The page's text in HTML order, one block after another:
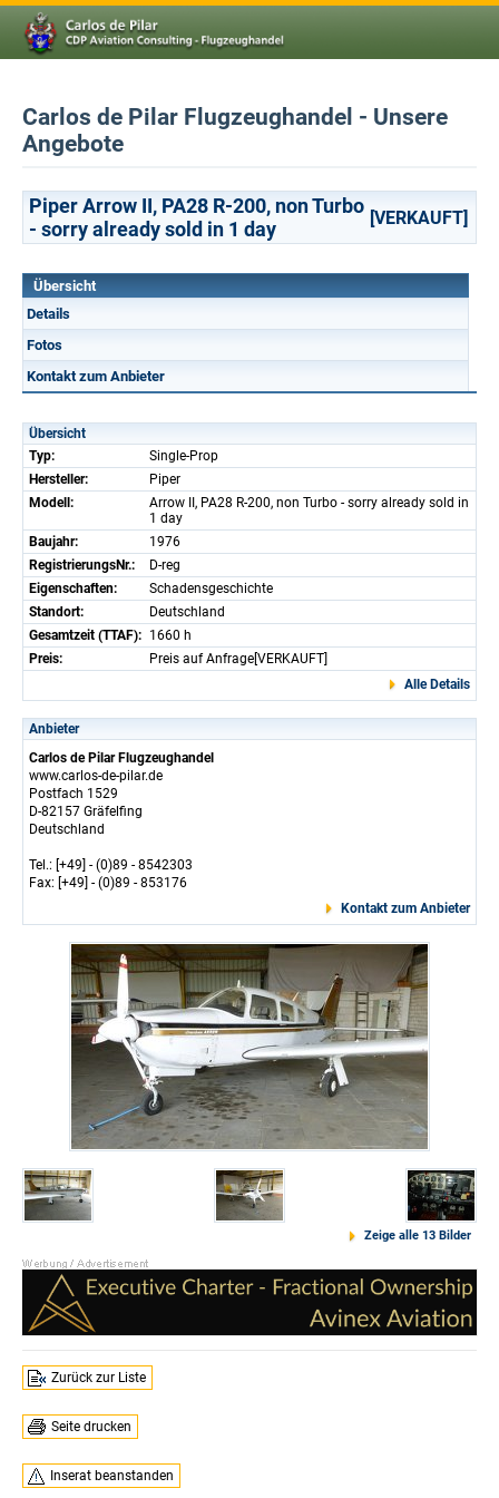
Carlos de Pilar Flugzeughandel - Unsere
Angebote
Piper Arrow II, PA28 R-200, non Turbo
- sorry already sold in 1 day
[VERKAUFT]
Übersicht
Details
Fotos
Kontakt zum Anbieter
Übersicht
Typ:
Single-Prop
Hersteller:
Piper
Modell:
Arrow II, PA28 R-200, non Turbo - sorry already sold in
1 day
Baujahr:
1976
RegistrierungsNr.:
D-reg
Eigenschaften:
Schadensgeschichte
Standort:
Deutschland
Gesamtzeit (TTAF): 1660 h
Preis:
Preis auf Anfrage[VERKAUFT]
Alle Details
Anbieter
Carlos de Pilar Flugzeughandel
www.carlos-de-pilar.de
Postfach 1529
D-82157 Gräfelfing
Deutschland
Tel.: [+49] - (0)89 - 8542303
Fax: [+49] - (0)89 - 853176
Kontakt zum Anbieter
Zeige alle 13 Bilder
Zurück zur Liste
Seite drucken
Inserat beanstanden